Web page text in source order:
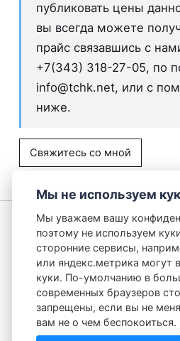
публиковать цены
вы всегда можете
прайс связавшись с
+7(343) 318-27-05, по
info@tchk.net, или с
ниже.
Свяжитесь со мной
Партнеры
UserGate
F6
ООО «Системы
Мы не используем
Мы уважаем вашу
поэтому не используем
сторонние сервисы,
или яндекс.метрика могут
куки. По-умолчанию в
современных браузеров
запрещены, если вы не
вам не о чем беспокоиться.